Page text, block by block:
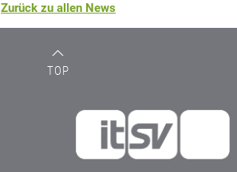
Zurück zu allen News
TOP